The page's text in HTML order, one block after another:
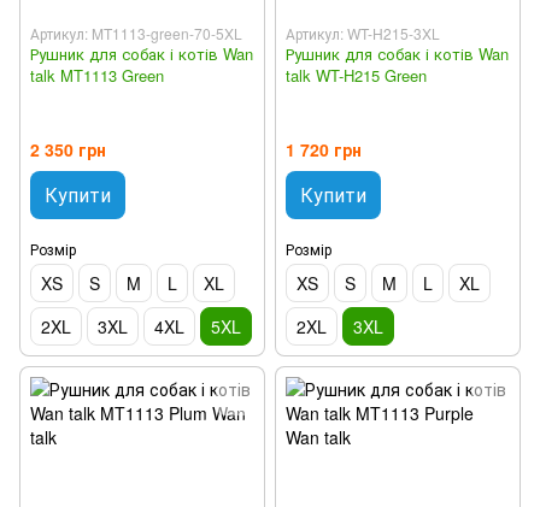
Артикул: MT1113-green-70-5XL
Рушник для собак і котів Wan
talk MT1113 Green
2 350 грн
Купити
Розмір
XS S M L
XL
2XL
3XL 4XL 5XL
Артикул: WT-H215-3XL
Рушник для собак і котів Wan
talk WT-H215 Green
1 720 грн
Купити
Розмір
XS S M L
XL
2XL
3XL